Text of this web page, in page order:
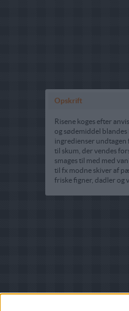
Opskrift
Risene koges efter
og sødemiddel blandes
ingredienser
til skum, der vendes
smages til med med
til fx modne skiver af
friske figner, dadler og